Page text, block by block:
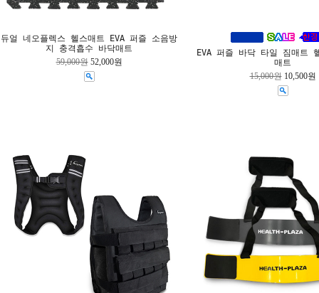
듀얼 네오플렉스 헬스매트 EVA 퍼즐 소음방
지 충격흡수 바닥매트
59,000원 52,000원
EVA 퍼즐 바닥 타일 짐매트
매트
15,000원 10,500원